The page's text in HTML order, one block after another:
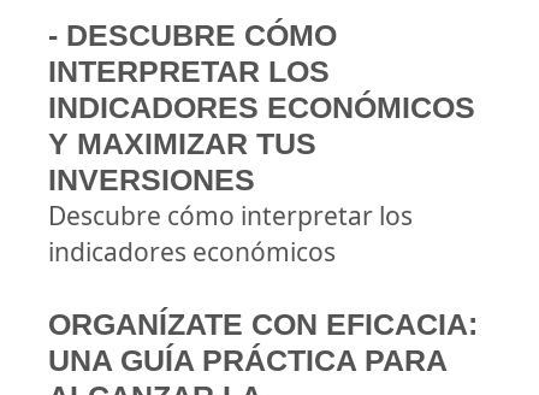
- DESCUBRE CÓMO
INTERPRETAR LOS
INDICADORES ECONÓMICOS
Y MAXIMIZAR TUS
INVERSIONES
Descubre cómo interpretar los
indicadores económicos
ORGANÍZATE CON EFICACIA:
UNA GUÍA PRÁCTICA PARA